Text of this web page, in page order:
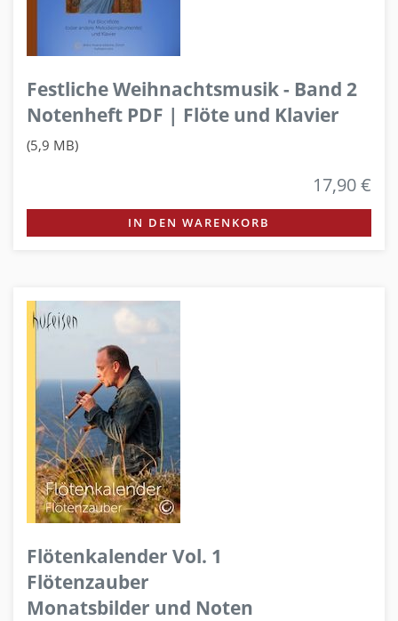
Festliche Weihnachtsmusik - Band 2
Notenheft PDF | Flöte und Klavier
(5,9 MB)
17,90 €
IN DEN WARENKORB
Flötenkalender Vol. 1
Flötenzauber
Monatsbilder und Noten